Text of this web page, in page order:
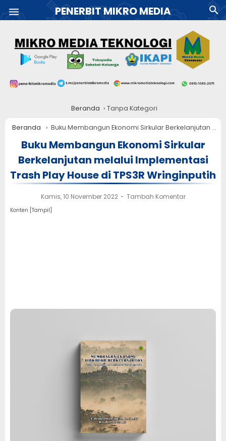
PENERBIT MIKRO MEDIA
Beranda › Tanpa Kategori
Beranda › Buku Membangun Ekonomi Sirkular Berkelanjutan melalui Implementasi Trash Play House di TPS3R Wringinputih
Buku Membangun Ekonomi Sirkular
Berkelanjutan melalui Implementasi
Trash Play House di TPS3R Wringinputih
Kamis, 10 November 2022 Tambah Komentar
Konten [Tampil]